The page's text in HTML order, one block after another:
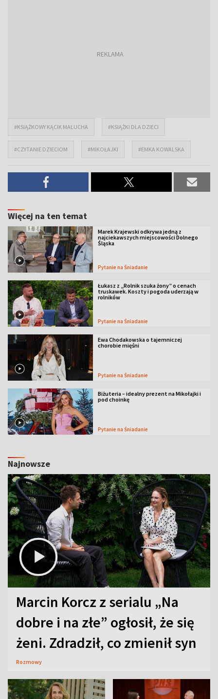
#KSIĄŻKOWY KĄCIK MALUCHA #KSIĄŻKI DLA DZIECI
#CZYTANIE DZIECIOM #MIKOŁAJKI #EMKA KOWALSKA
Więcej na ten temat
Marek Krajewski odkrywa jedną z
najciekawszych miejscowości Dolnego
Śląska
Pytanie na Śniadanie
Łukasz z „Rolnik szuka żony” o cenach
truskawek. Koszty i pogoda uderzają w
rolników
Pytanie na Śniadanie
Ewa Chodakowska o tajemniczej
chorobie mięśni
Pytanie na Śniadanie
Biżuteria – idealny prezent na Mikołajki i
pod choinkę
Pytanie na Śniadanie
Najnowsze
Marcin Korcz z serialu „Na
dobre i na złe” ogłosił, że się
żeni. Zdradził, co zmienił syn
Rozmowy